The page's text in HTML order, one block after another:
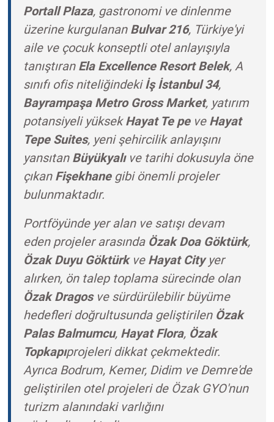
Portall Plaza, gastronomi ve dinlenme
üzerine kurgulanan Bulvar 216, Türkiye'yi
aile ve çocuk konseptli otel anlayışıyla
tanıştıran Ela Excellence Resort Belek, A
sınıfı ofis niteliğindekiİş İstanbul 34,
Bayrampaşa Metro Gross Market, yatırım
potansiyeli yüksekHayat Te peve Hayat
Tepe Suites, yeni şehircilik anlayışını
yansıtan Büyükyalıve tarihi dokusuyla öne
çıkan Fişekhanegibi önemli projeler
bulunmaktadır.
Portföyünde yer alan ve satışı devam
eden projeler arasında Özak Doa Göktürk,
Özak Duyu Göktürkve Hayat Cityyer
alırken, ön talep toplama sürecinde olan
Özak Dragosve sürdürülebilir büyüme
hedefleri doğrultusunda geliştirilen Özak
Palas Balmumcu, Hayat Flora, Özak
Topkapıprojeleri dikkat çekmektedir.
Ayrıca Bodrum, Kemer, Didim ve Demre'de
geliştirilen otel projeleri de Özak GYO'nun
turizm alanındaki varlığını